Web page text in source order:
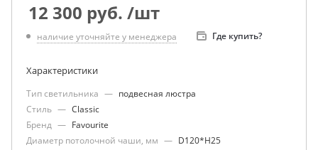
12 300 руб. /шт
наличие уточняйте у менеджера Где купить?
Характеристики
Тип светильника — подвесная люстра
Стиль — Classic
Бренд — Favourite
Диаметр потолочной чаши, мм — D120*H25